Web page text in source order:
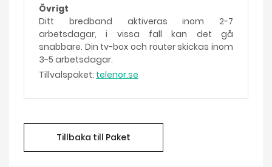
Övrigt
Ditt bredband aktiveras inom 2-7
arbetsdagar, i vissa fall kan det gå
snabbare. Din tv-box och router skickas inom
3-5 arbetsdagar.
Tillvalspaket: telenor.se
Tillbaka till Paket